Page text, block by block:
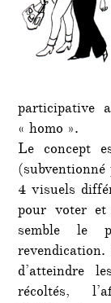
participative
« homo ».
Le concept
4 visuels
pour voter
semble le
d’atteindre
récoltés,